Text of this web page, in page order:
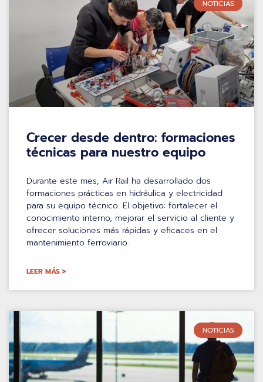
NOTICIAS
Crecer desde dentro: formaciones
técnicas para nuestro equipo
Durante este mes, Air Rail ha desarrollado dos
formaciones prácticas en hidráulica y electricidad
para su equipo técnico. El objetivo: fortalecer el
conocimiento interno, mejorar el servicio al cliente y
ofrecer soluciones más rápidas y eficaces en el
mantenimiento ferroviario.
LEER MÁS >
NOTICIAS